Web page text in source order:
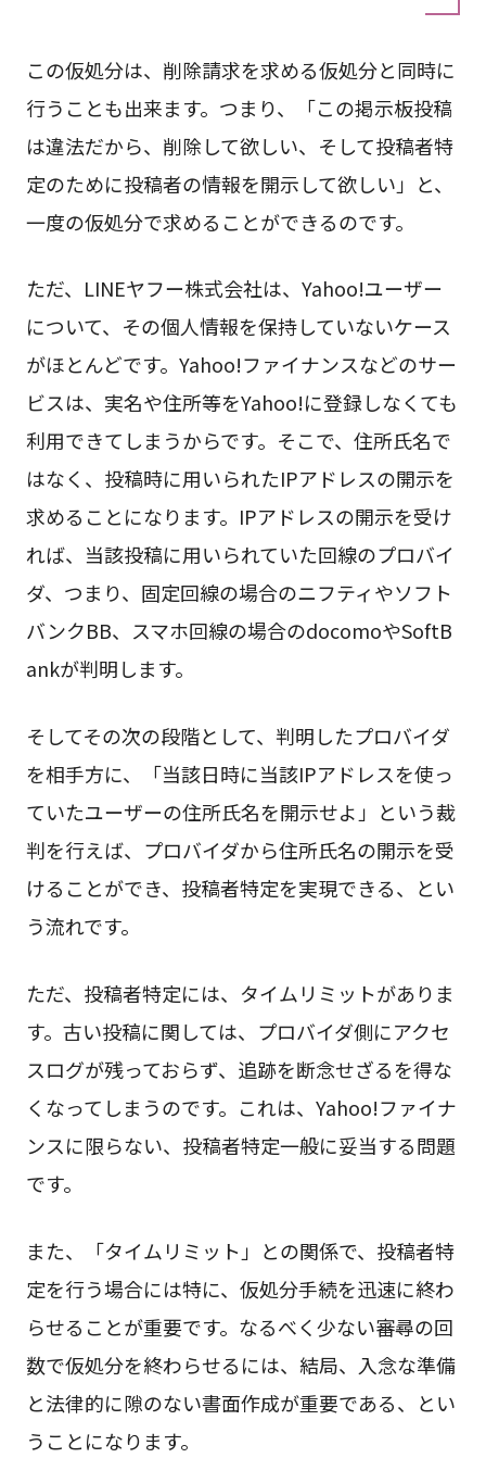
この仮処分は、削除請求を求める仮処分と同時に
行うことも出来ます。つまり、「この掲示板投稿
は違法だから、削除して欲しい、そして投稿者特
定のために投稿者の情報を開示して欲しい」と、
一度の仮処分で求めることができるのです。
ただ、LINEヤフー株式会社は、Yahoo!ユーザー
について、その個人情報を保持していないケース
がほとんどです。Yahoo!ファイナンスなどのサー
ビスは、実名や住所等をYahoo!に登録しなくても
利用できてしまうからです。そこで、住所氏名で
はなく、投稿時に用いられたIPアドレスの開示を
求めることになります。IPアドレスの開示を受け
れば、当該投稿に用いられていた回線のプロバイ
ダ、つまり、固定回線の場合のニフティやソフト
バンクBB、スマホ回線の場合のdocomoやSoftB
ankが判明します。
そしてその次の段階として、判明したプロバイダ
を相手方に、「当該日時に当該IPアドレスを使っ
ていたユーザーの住所氏名を開示せよ」という裁
判を行えば、プロバイダから住所氏名の開示を受
けることができ、投稿者特定を実現できる、とい
う流れです。
ただ、投稿者特定には、タイムリミットがありま
す。古い投稿に関しては、プロバイダ側にアクセ
スログが残っておらず、追跡を断念せざるを得な
くなってしまうのです。これは、Yahoo!ファイナ
ンスに限らない、投稿者特定一般に妥当する問題
です。
また、「タイムリミット」との関係で、投稿者特
定を行う場合には特に、仮処分手続を迅速に終わ
らせることが重要です。なるべく少ない審尋の回
数で仮処分を終わらせるには、結局、入念な準備
と法律的に隙のない書面作成が重要である、とい
うことになります。